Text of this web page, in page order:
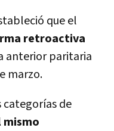
que el
retroactiva
anterior paritaria
marzo.
categorí­as de
mismo